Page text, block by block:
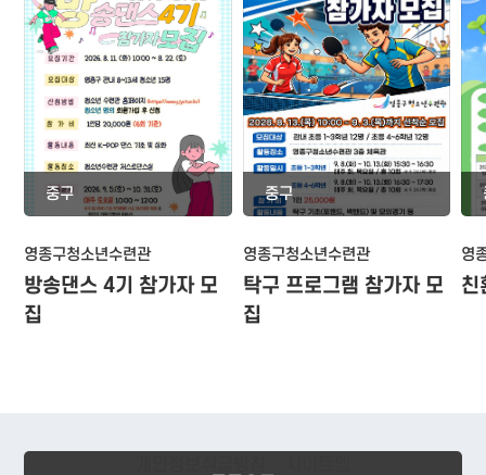
중구
영종구청소년수련관
방송댄스 4기 참가자 모
집
중구
영종구청소년수련관
탁구 프로그램 참가자 모
집
영
친